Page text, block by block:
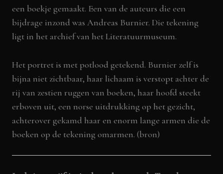
een boekje gemaakt. Een van de auteurs die een
bijdrage inzond was Andreas Burnier. Die tekening
ligt in het archief van het Literatuurmuseum.
Het portret is met potlood getekend. Burnier zelf is
bijna niet zichtbaar, haar lichaam is verstopt achter de
rij van zestien ruggen van boeken, haar hoofd steekt
erboven uit, een norse uitdrukking op het gezicht,
achterover gekamd haar en enorm lange armen die de
boeken op de tekening omarmen.(bron)